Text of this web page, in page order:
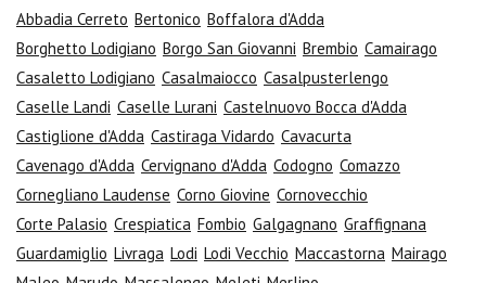
Abbadia Cerreto Bertonico Boffalora d'Adda
Borghetto Lodigiano Borgo San Giovanni Brembio Camairago
Casaletto Lodigiano Casalmaiocco Casalpusterlengo
Caselle Landi Caselle Lurani Castelnuovo Bocca d'Adda
Castiglione d'Adda Castiraga Vidardo Cavacurta
Cavenago d'Adda Cervignano d'Adda Codogno Comazzo
Cornegliano Laudense Corno Giovine Cornovecchio
Corte Palasio Crespiatica Fombio Galgagnano Graffignana
Guardamiglio Livraga Lodi Lodi Vecchio Maccastorna Mairago